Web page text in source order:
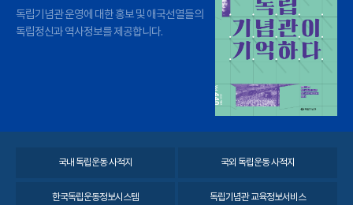
독립기념관 운영에 대한 홍보 및 애국선열들의
독립정신과 역사정보를 제공합니다.
국내 독립운동 사적지 국외 독립운동 사적지
한국독립운동정보시스템 독립기념관 교육정보서비스